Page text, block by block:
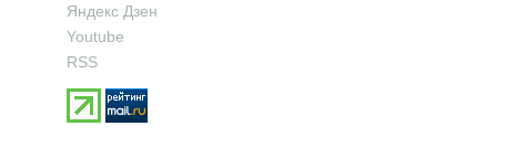
Яндекс Дзен
Youtube
RSS